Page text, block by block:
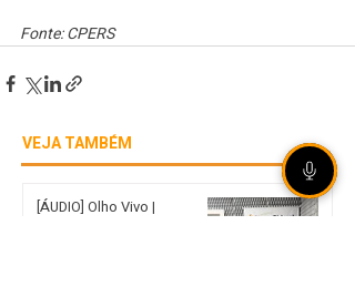
Fonte: CPERS
VEJA TAMBÉM
[ÁUDIO] Olho Vivo |